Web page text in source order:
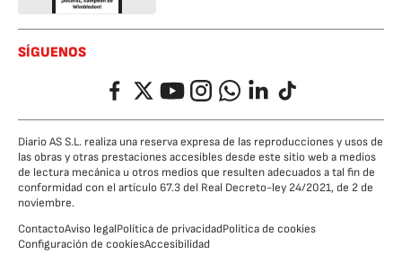
SÍGUENOS
FacebookTwitterYouTubeInstagramWhatsappLinkedIn
TikTok
Diario AS S.L. realiza una reserva expresa de las reproducciones y usos de
las obras y otras prestaciones accesibles desde este sitio web a medios
de lectura mecánica u otros medios que resulten adecuados a tal fin de
conformidad con el artículo 67.3 del Real Decreto-ley 24/2021, de 2 de
noviembre.
ContactoAviso legalPolítica de privacidadPolítica de cookies
Configuración de cookiesAccesibilidad